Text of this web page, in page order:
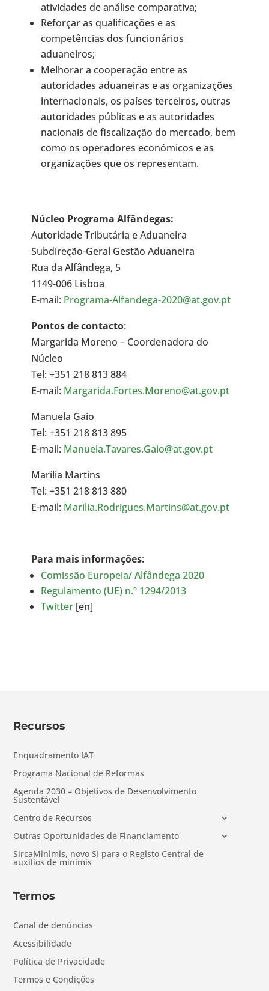
atividades de análise comparativa;
Reforçar as qualificações e as
competências dos funcionários
aduaneiros;
Melhorar a cooperação entre as
autoridades aduaneiras e as organizações
internacionais, os países terceiros, outras
autoridades públicas e as autoridades
nacionais de fiscalização do mercado, bem
como os operadores económicos e as
organizações que os representam.
Núcleo Programa Alfândegas:
Autoridade Tributária e Aduaneira
Subdireção-Geral Gestão Aduaneira
Rua da Alfândega, 5
1149-006 Lisboa
E-mail: Programa-Alfandega-2020@at.gov.pt
Pontos de contacto:
Margarida Moreno – Coordenadora do
Núcleo
Tel: +351 218 813 884
E-mail: Margarida.Fortes.Moreno@at.gov.pt
Manuela Gaio
Tel: +351 218 813 895
E-mail: Manuela.Tavares.Gaio@at.gov.pt
Marília Martins
Tel: +351 218 813 880
E-mail: Marilia.Rodrigues.Martins@at.gov.pt
Para mais informações:
Comissão Europeia/ Alfândega 2020
Regulamento (UE) n.º 1294/2013
Twitter [en]
Recursos
Enquadramento IAT
Programa Nacional de Reformas
Agenda 2030 – Objetivos de Desenvolvimento
Sustentável
Centro de Recursos
Outras Oportunidades de Financiamento
SircaMinimis, novo SI para o Registo Central de
auxílios de minimis
Termos
Canal de denúncias
Acessibilidade
Política de Privacidade
Termos e Condições